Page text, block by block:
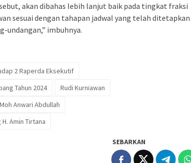
akan dibahas lebih lanjut baik pada tingkat fraksi
sesuai dengan tahapan jadwal yang telah ditetapkan
undangan,” imbuhnya.
2 Raperda Eksekutif
Tahun 2024
Rudi Kurniawan
Anwari Abdullah
Amin Tirtana
SEBARKAN